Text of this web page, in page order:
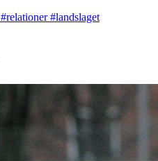
#relationer#landslaget